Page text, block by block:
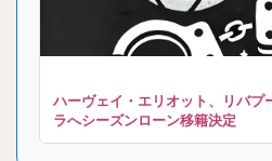
ハーヴェイ・エリオット、リバプ
ラへシーズンローン移籍決定